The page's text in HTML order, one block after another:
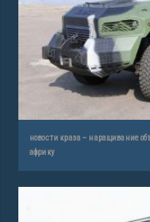
новости краза – наращивание
африку